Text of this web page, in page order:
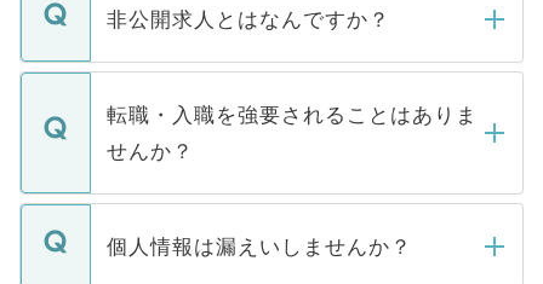
登録内容を確認し、その後メールもしくは
ます。通常、5営業日以内にはご連絡をせて
いただきますので、しばらくお待ちくださ
非公開求人とはなんですか？
マイナビDOCTORで取り扱っている求人の
うち約3割は、Webサイトからご覧いただ
けない「非公開求人」です。非公開求人は
下記の理由によって、一般には公開してい
ません。
■応募殺到を避けるため 人気のある医療機
転職・入職を強要されることはありま
せんか？
転職・入職を強要することは一切ありませ
ん。また、仮に応募先から内定をいただい
個人情報は漏えいしませんか？